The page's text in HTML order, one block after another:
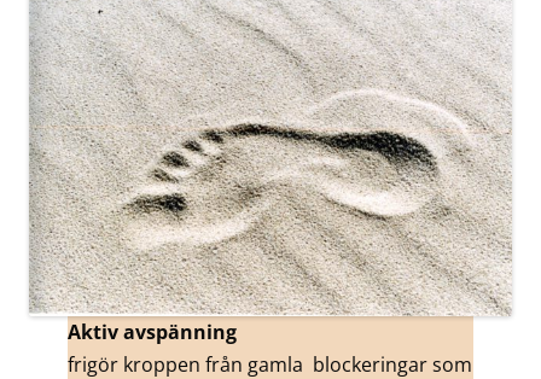
Aktiv avspänning
frigör kroppen från gamla blockeringar som